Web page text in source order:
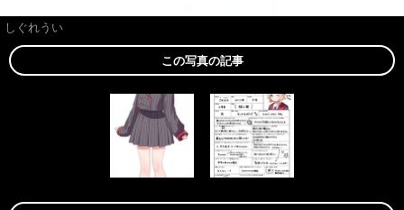
しぐれうい
この写真の記事